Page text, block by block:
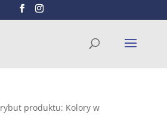
produktu: Kolory w